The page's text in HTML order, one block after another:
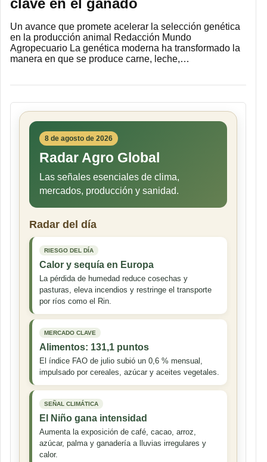
clave en el ganado
Un avance que promete acelerar la selección genética
en la producción animal Redacción Mundo
Agropecuario La genética moderna ha transformado la
manera en que se produce carne, leche,…
8 de agosto de 2026
Radar Agro Global
Las señales esenciales de clima,
mercados, producción y sanidad.
Radar del día
RIESGO DEL DÍA
Calor y sequía en Europa
La pérdida de humedad reduce cosechas y
pasturas, eleva incendios y restringe el transporte
por ríos como el Rin.
MERCADO CLAVE
Alimentos: 131,1 puntos
El índice FAO de julio subió un 0,6 % mensual,
impulsado por cereales, azúcar y aceites vegetales.
SEÑAL CLIMÁTICA
El Niño gana intensidad
Aumenta la exposición de café, cacao, arroz,
azúcar, palma y ganadería a lluvias irregulares y
calor.